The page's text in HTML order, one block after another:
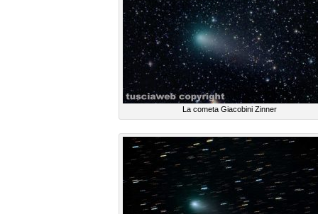
La cometa Giacobini Zinner